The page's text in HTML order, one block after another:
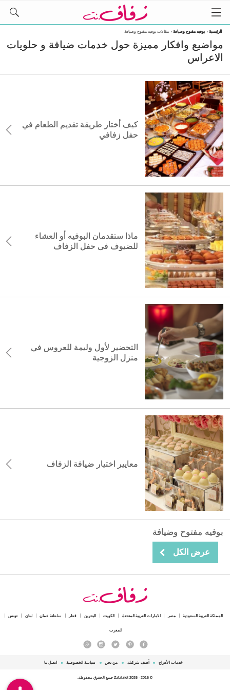
الرئيسية› بوفيه مفتوح وضيافة› مقالات بوفيه مفتوح وضيافة
مواضيع وافكار مميزة حول خدمات ضيافة و حلويات
الاعراس
كيف أختار طريقة تقديم الطعام في
حفل زفافي
ماذا ستقدمان البوفيه أو العشاء
للضيوف فى حفل الزفاف
التحضير لأول وليمة للعروس في
منزل الزوجية
معايير اختيار ضيافة الزفاف
بوفيه مفتوح وضيافة
عرض الكل
المملكة العربية السعودية مصر الامارات العربية المتحدة الكويت البحرين قطر سلطنة عمان لبنان تونس
المغرب
خدمات الأفراح أضف شركتك من نحن سياسة الخصوصية اتصل بنا
© 2015 - 2026 Zafaf.net جميع الحقوق محفوظة.